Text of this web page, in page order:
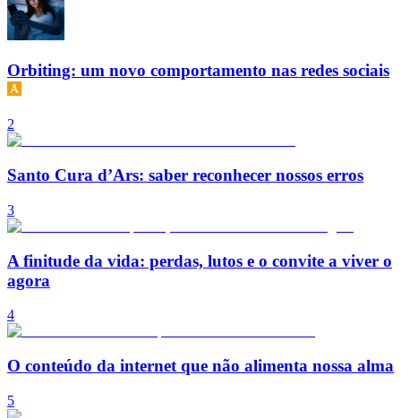
Orbiting: um novo comportamento nas redes sociais
2
Santo Cura d’Ars: saber reconhecer nossos erros
3
A finitude da vida: perdas, lutos e o convite a viver o
agora
4
O conteúdo da internet que não alimenta nossa alma
5